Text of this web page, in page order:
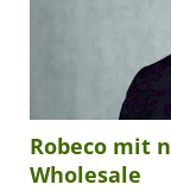
Robeco mit
Wholesale